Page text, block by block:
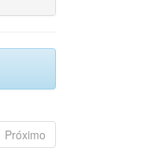
Próximo